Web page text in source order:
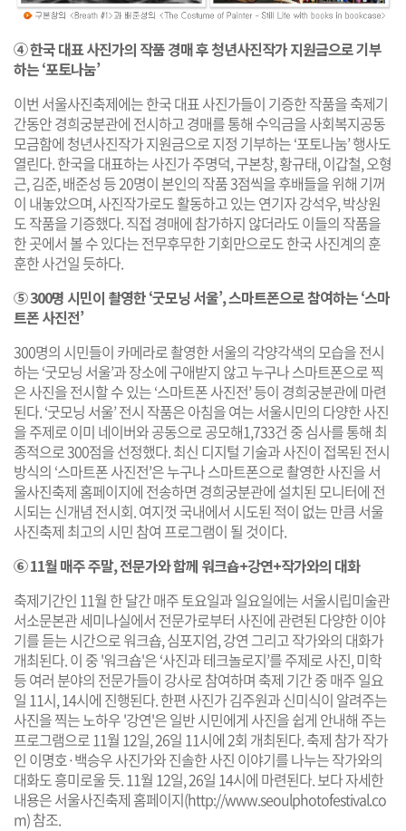
④ 한국 대표 사진가의 작품 경매 후 청년사진작가 지원금으로 기부
하는 ‘포토나눔’
이번 서울사진축제에는 한국 대표 사진가들이 기증한 작품을 축제기
간동안 경희궁분관에 전시하고 경매를 통해 수익금을 사회복지공동
모금함에 청년사진작가 지원금으로 지정 기부하는 ‘포토나눔’ 행사도
열린다. 한국을 대표하는 사진가 주명덕, 구본창, 황규태, 이갑철, 오형
근, 김준, 배준성 등 20명이 본인의 작품 3점씩을 후배들을 위해 기꺼
이 내놓았으며, 사진작가로도 활동하고 있는 연기자 강석우, 박상원
도 작품을 기증했다. 직접 경매에 참가하지 않더라도 이들의 작품을
한 곳에서 볼 수 있다는 전무후무한 기회만으로도 한국 사진계의 훈
훈한 사건일 듯하다.
⑤ 300명 시민이 촬영한 ‘굿모닝 서울’, 스마트폰으로 참여하는 ‘스마
트폰 사진전’
300명의 시민들이 카메라로 촬영한 서울의 각양각색의 모습을 전시
하는 ‘굿모닝 서울’과 장소에 구애받지 않고 누구나 스마트폰으로 찍
은 사진을 전시할 수 있는 ‘스마트폰 사진전’ 등이 경희궁분관에 마련
된다. ‘굿모닝 서울’ 전시 작품은 아침을 여는 서울시민의 다양한 사진
을 주제로 이미 네이버와 공동으로 공모해1,733건 중 심사를 통해 최
종적으로 300점을 선정했다. 최신 디지털 기술과 사진이 접목된 전시
방식의 ‘스마트폰 사진전’은 누구나 스마트폰으로 촬영한 사진을 서
울사진축제 홈페이지에 전송하면 경희궁분관에 설치된 모니터에 전
시되는 신개념 전시회. 여지껏 국내에서 시도된 적이 없는 만큼 서울
사진축제 최고의 시민 참여 프로그램이 될 것이다.
⑥ 11월 매주 주말, 전문가와 함께 워크숍+강연+작가와의 대화
축제기간인 11월 한 달간 매주 토요일과 일요일에는 서울시립미술관
서소문본관 세미나실에서 전문가로부터 사진에 관련된 다양한 이야
기를 듣는 시간으로 워크숍, 심포지엄, 강연 그리고 작가와의 대화가
개최된다. 이 중 '워크숍'은 ‘사진과 테크놀로지’를 주제로 사진, 미학
등 여러 분야의 전문가들이 강사로 참여하며 축제 기간 중 매주 일요
일 11시, 14시에 진행된다. 한편 사진가 김주원과 신미식이 알려주는
사진을 찍는 노하우 '강연'은 일반 시민에게 사진을 쉽게 안내해 주는
프로그램으로 11월 12일, 26일 11시에 2회 개최된다. 축제 참가 작가
인 이명호·백승우 사진가와 진솔한 사진 이야기를 나누는 작가와의
대화도 흥미로울 듯. 11월 12일, 26일 14시에 마련된다. 보다 자세한
내용은 서울사진축제 홈페이지(http://www.seoulphotofestival.co
m) 참조.